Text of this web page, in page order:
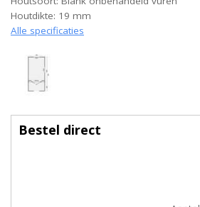
Houtdikte: 19 mm
Alle specificaties
Bestel direct